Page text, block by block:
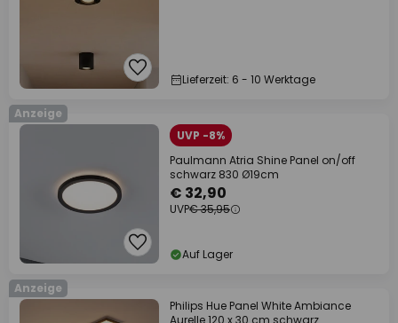
Lieferzeit: 6 - 10 Werktage
Anzeige
UVP -8%
Paulmann Atria Shine Panel on/off
schwarz 830 Ø19cm
€ 32,90
UVP€ 35,95
Auf Lager
Anzeige
Philips Hue Panel White Ambiance
Aurelle 120 x 30 cm schwarz